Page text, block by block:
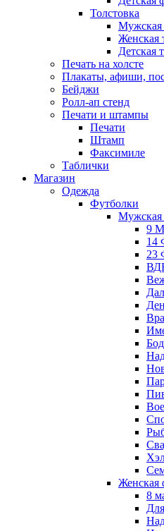
Толстовка
Мужская
Женская
Детская
Печать на холсте
Плакаты, афиши,
Бейджи
Ролл-ап стенд
Печати и штампы
Печати
Штамп
Факсимиле
Таблички
Магазин
Одежда
Футболки
Мужская
9
14
23
Женская
8